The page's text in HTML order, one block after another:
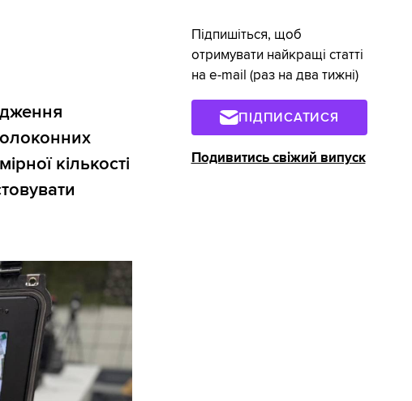
кількості
Підпишіться, щоб
отримувати найкращі статті
на e-mail (раз на два тижні)
ПІДПИСАТИСЯ
Подивитись свіжий випуск